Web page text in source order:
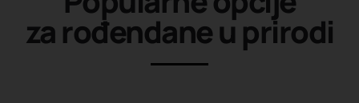
za rođendane u prirodi